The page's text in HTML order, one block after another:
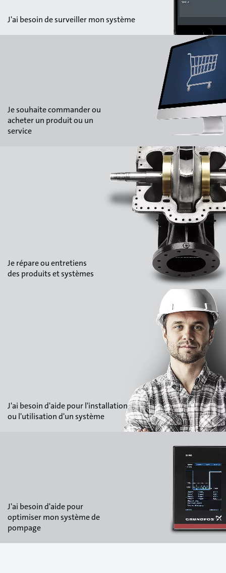
J'ai besoin de surveiller mon système
Je souhaite commander ou
acheter un produit ou un
service
Je répare ou entretiens
des produits et systèmes
J'ai besoin d'aide pour l'installation
ou l'utilisation d'un système
J'ai besoin d'aide pour
optimiser mon système de
pompage